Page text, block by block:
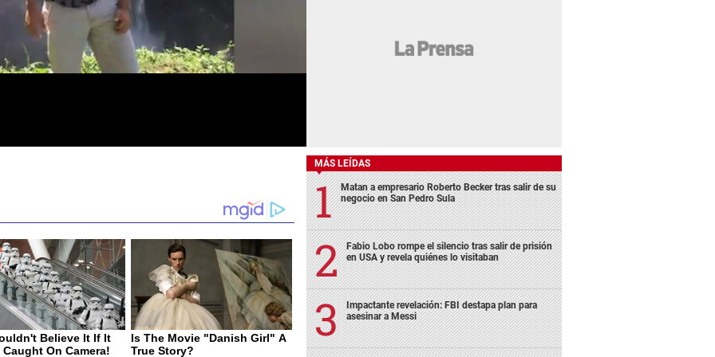
MÁS LEÍDAS
Matan a empresario Roberto Becker tras salir de su
negocio en San Pedro Sula
Fabio Lobo rompe el silencio tras salir de prisión
en USA y revela quiénes lo visitaban
Impactante revelación: FBI destapa plan para
asesinar a Messi